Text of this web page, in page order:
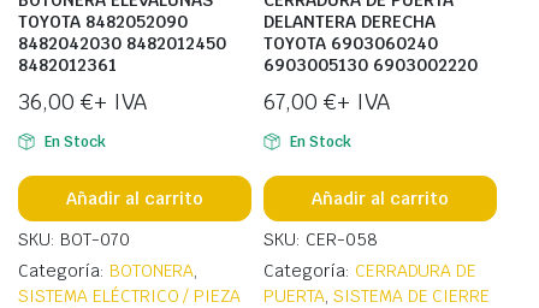
TOYOTA 8482052090
8482042030 8482012450
8482012361
36,00 €+ IVA
En Stock
Añadir al carrito
SKU: BOT-070
Categoría: BOTONERA,
SISTEMA ELÉCTRICO / PIEZA
DELANTERA DERECHA
TOYOTA 6903060240
6903005130 6903002220
67,00 €+ IVA
En Stock
Añadir al carrito
SKU: CER-058
Categoría: CERRADURA DE
PUERTA, SISTEMA DE CIERRE